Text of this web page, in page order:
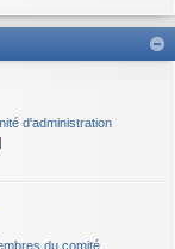
d'administration
du comité